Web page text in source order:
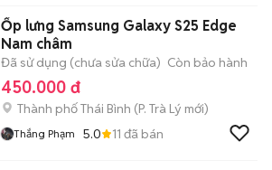
Ốp lưng Samsung Galaxy S25 Edge
Nam châm
Đã sử dụng (chưa sửa chữa) Còn bảo hành
450.000 đ
Thành phố Thái Bình (P. Trà Lý mới)
Thắng Phạm 5.0 11 đã bán